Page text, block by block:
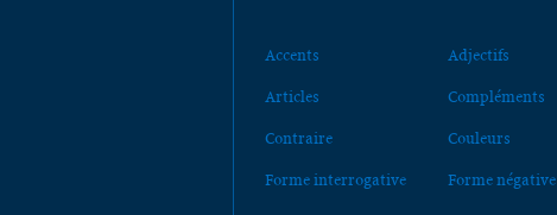
Accents Adjectifs
Articles Compléments
Contraire Couleurs
Forme interrogative Forme négative